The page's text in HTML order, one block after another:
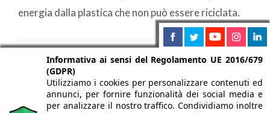
energia dalla plastica che non può essere riciclata.
Data creazione articolo 12 gennaio 2017 – Articolo
aggiornato
Informativa ai sensi del Regolamento UE 2016/679
(GDPR)
Utilizziamo i cookies per personalizzare contenuti ed
annunci, per fornire funzionalità dei social media e
per analizzare il nostro traffico. Condividiamo inoltre